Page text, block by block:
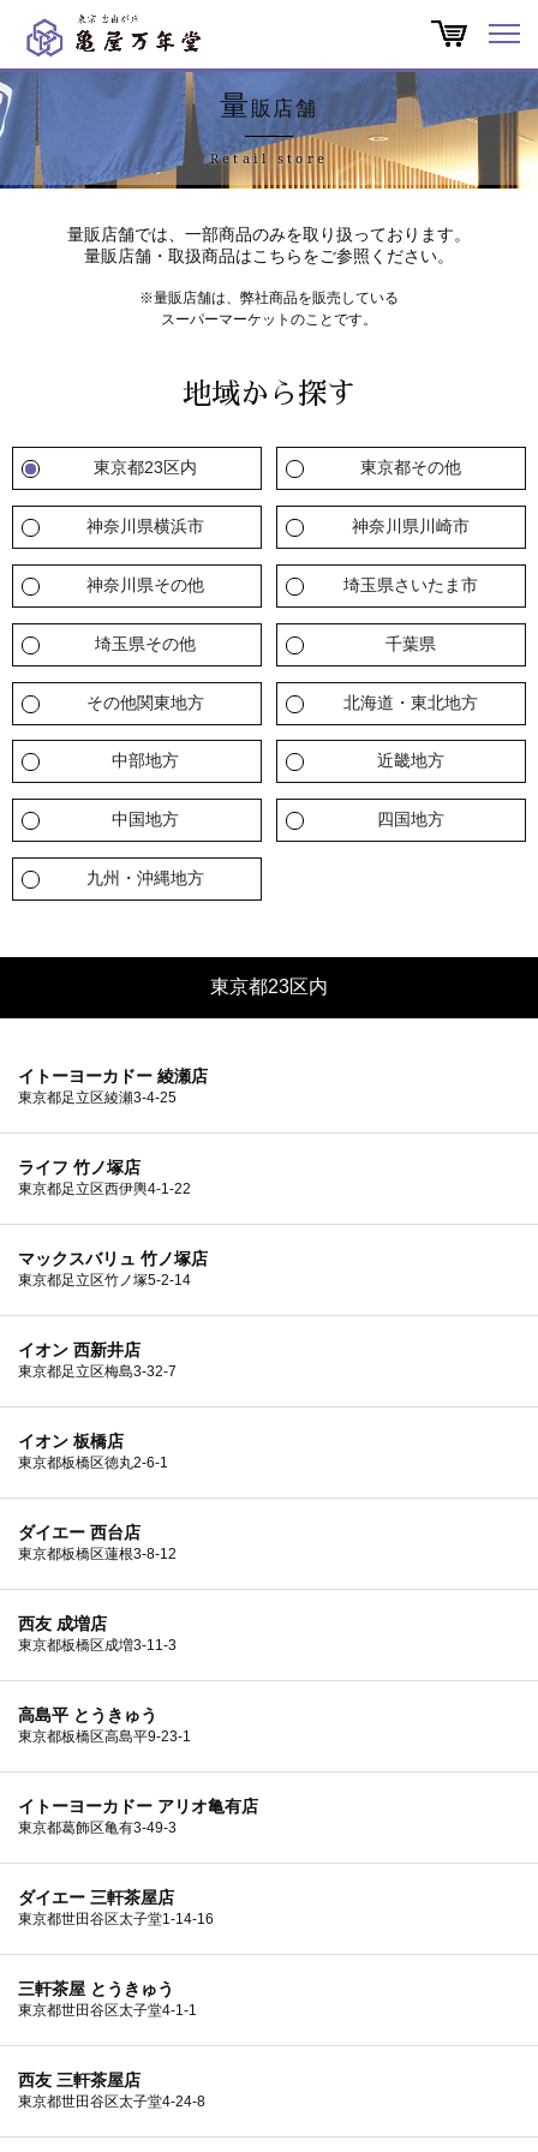
商品一覧
亀屋万年堂だより
会社概要
よくある質問
会員募集
量販店舗
Retail store
量販店舗では、一部商品のみを取り扱っております。
量販店舗・取扱商品はこちらをご参照ください。
※量販店舗は、弊社商品を販売している
スーパーマーケットのことです。
地域から探す
東京都23区内 東京都その他
神奈川県横浜市 神奈川県川崎市
神奈川県その他 埼玉県さいたま市
埼玉県その他 千葉県
その他関東地方 北海道・東北地方
中部地方 近畿地方
中国地方 四国地方
九州・沖縄地方
東京都23区内
イトーヨーカドー 綾瀬店
東京都足立区綾瀬3-4-25
ライフ 竹ノ塚店
東京都足立区西伊輿4-1-22
マックスバリュ 竹ノ塚店
東京都足立区竹ノ塚5-2-14
イオン 西新井店
東京都足立区梅島3-32-7
イオン 板橋店
東京都板橋区徳丸2-6-1
ダイエー 西台店
東京都板橋区蓮根3-8-12
西友 成増店
東京都板橋区成増3-11-3
高島平 とうきゅう
東京都板橋区高島平9-23-1
イトーヨーカドー アリオ亀有店
東京都葛飾区亀有3-49-3
ダイエー 三軒茶屋店
東京都世田谷区太子堂1-14-16
三軒茶屋 とうきゅう
東京都世田谷区太子堂4-1-1
西友 三軒茶屋店
東京都世田谷区太子堂4-24-8